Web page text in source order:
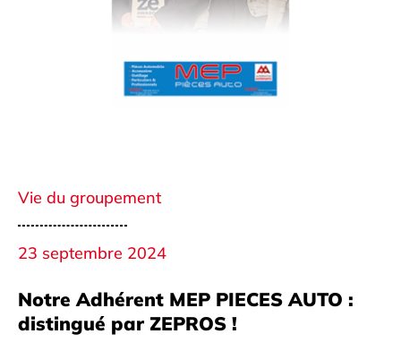
Vie du groupement
23 septembre 2024
Notre Adhérent MEP PIECES AUTO :
distingué par ZEPROS !